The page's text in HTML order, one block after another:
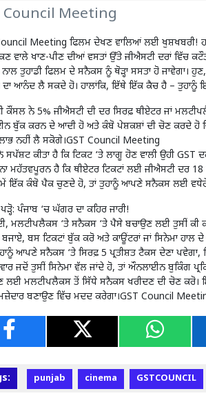
Council Meeting
Meeting ਫਿਲਮ ਦੇਖਣ ਵਾਲਿਆਂ ਲਈ ਖੁਸ਼ਖਬਰੀ!
ਵਾਲੇ ਖਾਣ-ਪੀਣ ਦੀਆਂ ਵਸਤਾਂ ਉੱਤੇ ਜੀਐਸਟੀ ਦਰਾਂ ਵਿੱਚ
ਨਾਲ ਤੁਹਾਡੀ ਫਿਲਮ ਦੇ ਸਨੈਕਸ ਨੂੰ ਥੋੜ੍ਹਾ ਸਸਤਾ ਹੋ
ਆਨੰਦ ਲੈ ਸਕਦੇ ਹੋ। ਹਾਲਾਂਕਿ, ਇੱਥੇ ਇੱਕ ਕੈਚ ਹੈ – ਤੁਹਾਨੂੰ
ਕੌਂਸਲ ਨੇ 5% ਜੀਐਸਟੀ ਦੀ ਦਰ ਸਿਰਫ਼ ਥੀਏਟਰ ਜਾਂ
ਬੁੱਕ ਕਰਨ ਦੇ ਆਦੀ ਹੋ ਅਤੇ ਕੰਬੋ ਪੇਸ਼ਕਸ਼ਾਂ ਦੀ ਚੋਣ ਕਰਦੇ ਹੋ
ਨਹੀਂ ਲੈ ਸਕੋਗੇ।GST Council Meeting
ਸਪੱਸ਼ਟ ਕੀਤਾ ਹੈ ਕਿ ਟਿਕਟ ‘ਤੇ ਲਾਗੂ ਹੋਣ ਵਾਲੀ ਉਹੀ GST
ਮਹੱਤਵਪੂਰਨ ਹੈ ਕਿ ਥੀਏਟਰ ਟਿਕਟਾਂ ਲਈ ਜੀਐਸਟੀ ਦਰ
ਇੱਕ ਕੰਬੋ ਪੈਕ ਚੁਣਦੇ ਹੋ, ਤਾਂ ਤੁਹਾਨੂੰ ਆਪਣੇ ਸਨੈਕਸ ਲਈ ਵਧੇਰੇ
ਪੰਜਾਬ ‘ਚ ਘੱਗਰ ਦਾ ਕਹਿਰ ਜਾਰੀ!
ਮਲਟੀਪਲੈਕਸ ‘ਤੇ ਸਨੈਕਸ ‘ਤੇ ਪੈਸੇ ਬਚਾਉਣ ਲਈ ਤੁਸੀਂ ਕੀ
ਬਸ ਟਿਕਟਾਂ ਬੁੱਕ ਕਰੋ ਅਤੇ ਕਾਊਂਟਰਾਂ ਜਾਂ ਸਿਨੇਮਾ ਹਾਲ
ਆਪਣੇ ਸਨੈਕਸ ‘ਤੇ ਸਿਰਫ਼ 5 ਪ੍ਰਤੀਸ਼ਤ ਟੈਕਸ ਦੇਣਾ
ਜਦੋਂ ਤੁਸੀਂ ਸਿਨੇਮਾ ਵੱਲ ਜਾਂਦੇ ਹੋ, ਤਾਂ ਔਨਲਾਈਨ ਬੁਕਿੰਗ
ਲਈ ਮਲਟੀਪਲੈਕਸ ਤੋਂ ਸਿੱਧੇ ਸਨੈਕਸ ਖਰੀਦਣ ਦੀ ਚੋਣ ਕਰੋ।
ਬਣਾਉਣ ਵਿੱਚ ਮਦਦ ਕਰੇਗਾ।GST Council
punjab cinema GSTCOUNCIL